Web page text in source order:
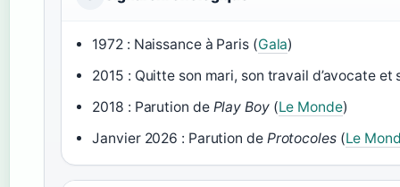
1972 : Naissance à Paris (Gala)
2015 : Quitte son mari, son travail d’avocate
2018 : Parution de Play Boy(Le Monde)
Janvier 2026 : Parution de Protocoles(Le